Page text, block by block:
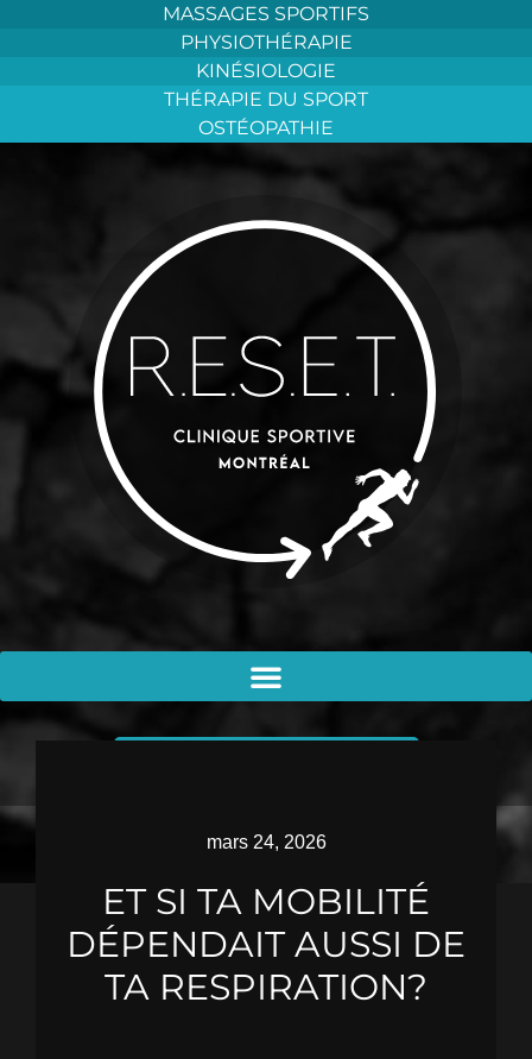
MASSAGES SPORTIFS
PHYSIOTHÉRAPIE
KINÉSIOLOGIE
THÉRAPIE DU SPORT
OSTÉOPATHIE
mars 24, 2026
ET SI TA MOBILITÉ
DÉPENDAIT AUSSI DE
TA RESPIRATION?